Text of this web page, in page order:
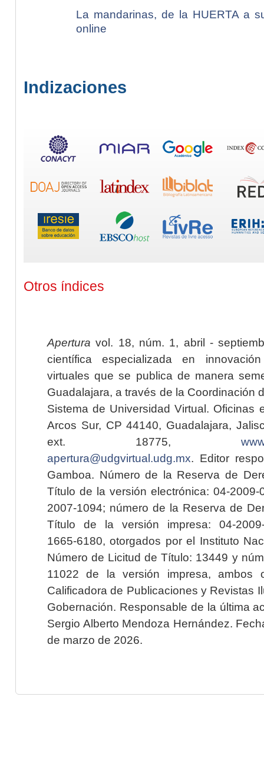
La mandarinas, de la HUERTA a
online
Indizaciones
Otros índices
Apertura vol. 18, núm. 1, abril -
científica especializada en
virtuales que se publica de manera
Guadalajara, a través de la Coordinación
Sistema de Universidad Virtual. Oficinas
Arcos Sur, CP 44140, Guadalajara,
ext. 18775,
apertura@udgvirtual.udg.mx. Editor
Gamboa. Número de la Reserva de
Título de la versión electrónica: 04-2009-
2007-1094; número de la Reserva de
Título de la versión impresa: 04-2009-
1665-6180, otorgados por el Instituto
Número de Licitud de Título: 13449 y
11022 de la versión impresa, ambos
Calificadora de Publicaciones y Revistas
Gobernación. Responsable de la última
Sergio Alberto Mendoza Hernández.
de marzo de 2026.